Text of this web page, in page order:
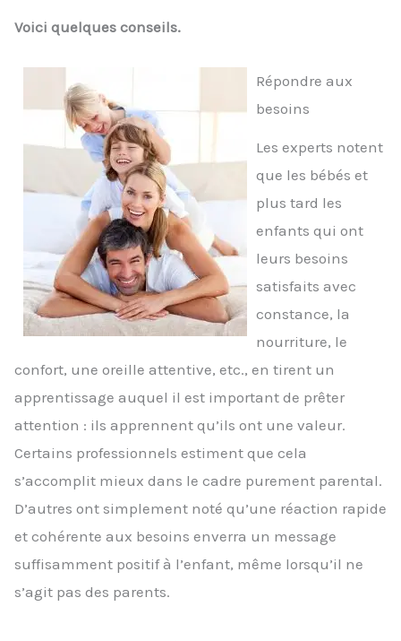
Voici quelques conseils.
Répondre aux
besoins
Les experts notent
que les bébés et
plus tard les
enfants qui ont
leurs besoins
satisfaits avec
constance, la
nourriture, le
confort, une oreille attentive, etc., en tirent un
apprentissage auquel il est important de prêter
attention : ils apprennent qu’ils ont une valeur.
Certains professionnels estiment que cela
s’accomplit mieux dans le cadre purement parental.
D’autres ont simplement noté qu’une réaction rapide
et cohérente aux besoins enverra un message
suffisamment positif à l’enfant, même lorsqu’il ne
s’agit pas des parents.